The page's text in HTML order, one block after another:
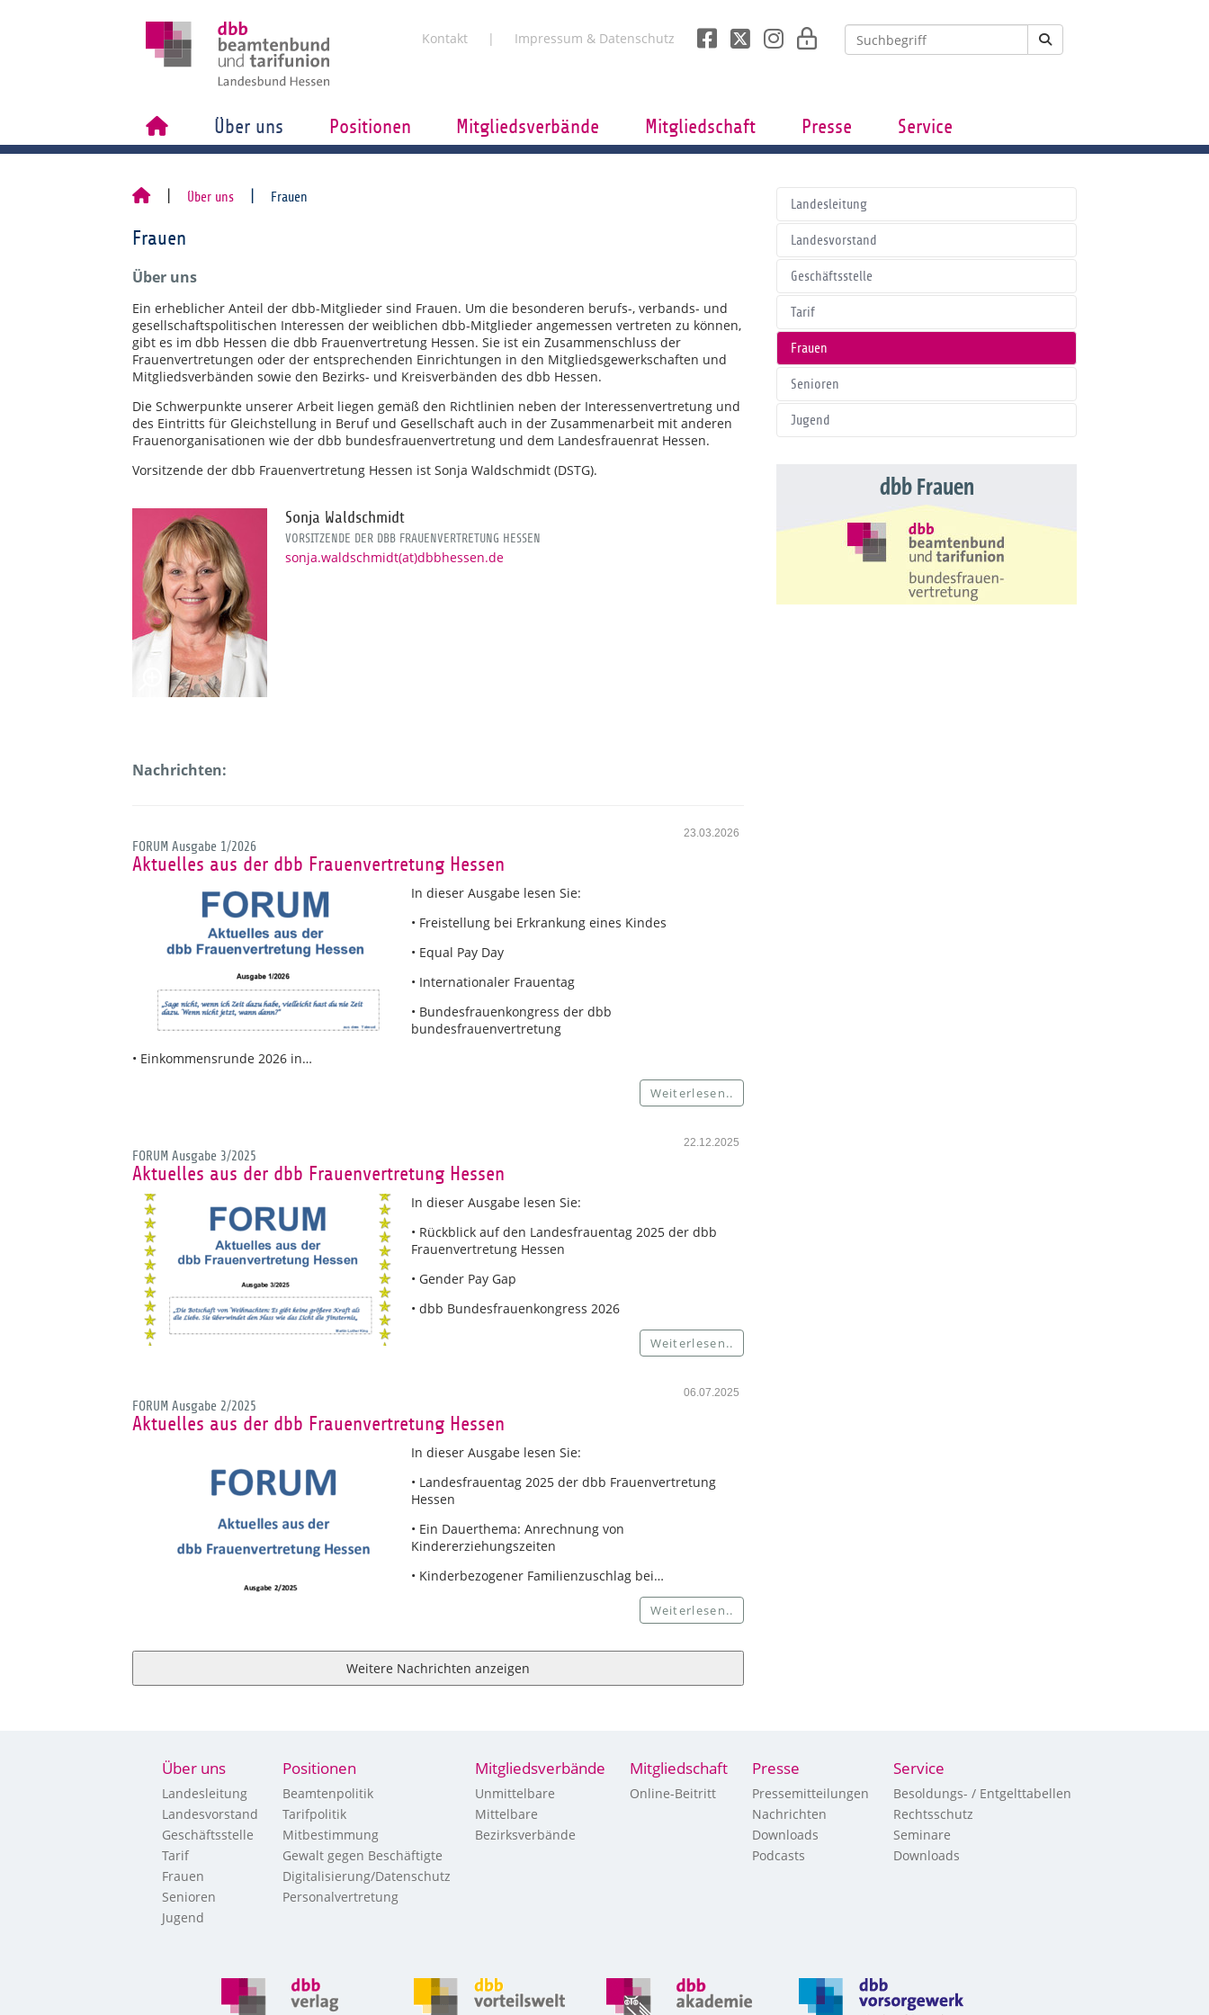
Kontakt Impressum & Datenschutz
Über uns Positionen Mitgliedsverbände Mitgliedschaft Presse Service
Über uns Frauen
Frauen
Über uns
Ein erheblicher Anteil der dbb-Mitglieder sind Frauen. Um die besonderen berufs-, verbands- und
gesellschaftspolitischen Interessen der weiblichen dbb-Mitglieder angemessen vertreten zu können,
gibt es im dbb Hessen die dbb Frauenvertretung Hessen. Sie ist ein Zusammenschluss der
Frauenvertretungen oder der entsprechenden Einrichtungen in den Mitgliedsgewerkschaften und
Mitgliedsverbänden sowie den Bezirks- und Kreisverbänden des dbb Hessen.
Die Schwerpunkte unserer Arbeit liegen gemäß den Richtlinien neben der Interessenvertretung und
des Eintritts für Gleichstellung in Beruf und Gesellschaft auch in der Zusammenarbeit mit anderen
Frauenorganisationen wie der dbb bundesfrauenvertretung und dem Landesfrauenrat Hessen.
Vorsitzende der dbb Frauenvertretung Hessen ist Sonja Waldschmidt (DSTG).
Sonja Waldschmidt
VORSITZENDE DER DBB FRAUENVERTRETUNG HESSEN
sonja.waldschmidt(at)dbbhessen.de
Nachrichten:
23.03.2026
FORUM Ausgabe 1/2026
Aktuelles aus der dbb Frauenvertretung Hessen
In dieser Ausgabe lesen Sie:
• Freistellung bei Erkrankung eines Kindes
• Equal Pay Day
• Internationaler Frauentag
• Bundesfrauenkongress der dbb
bundesfrauenvertretung
• Einkommensrunde 2026 in…
Weiterlesen..
22.12.2025
FORUM Ausgabe 3/2025
Aktuelles aus der dbb Frauenvertretung Hessen
In dieser Ausgabe lesen Sie:
• Rückblick auf den Landesfrauentag 2025 der dbb
Frauenvertretung Hessen
• Gender Pay Gap
• dbb Bundesfrauenkongress 2026
Weiterlesen..
06.07.2025
FORUM Ausgabe 2/2025
Aktuelles aus der dbb Frauenvertretung Hessen
In dieser Ausgabe lesen Sie:
• Landesfrauentag 2025 der dbb Frauenvertretung
Hessen
• Ein Dauerthema: Anrechnung von
Kindererziehungszeiten
• Kinderbezogener Familienzuschlag bei…
Weiterlesen..
Weitere Nachrichten anzeigen
Landesleitung
Landesvorstand
Geschäftsstelle
Tarif
Frauen
Senioren
Jugend
dbb Frauen
Über uns
Landesleitung
Landesvorstand
Geschäftsstelle
Tarif
Frauen
Senioren
Jugend
Positionen
Beamtenpolitik
Tarifpolitik
Mitbestimmung
Gewalt gegen Beschäftigte
Digitalisierung/Datenschutz
Personalvertretung
Mitgliedsverbände
Unmittelbare
Mittelbare
Bezirksverbände
Mitgliedschaft
Online-Beitritt
Presse
Pressemitteilungen
Nachrichten
Downloads
Podcasts
Service
Besoldungs- / Entgelttabellen
Rechtsschutz
Seminare
Downloads